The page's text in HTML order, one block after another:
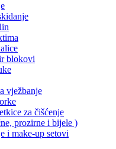
blokovi
vježbanje
za čišćenje
prozirne i bijele )
i make-up setovi